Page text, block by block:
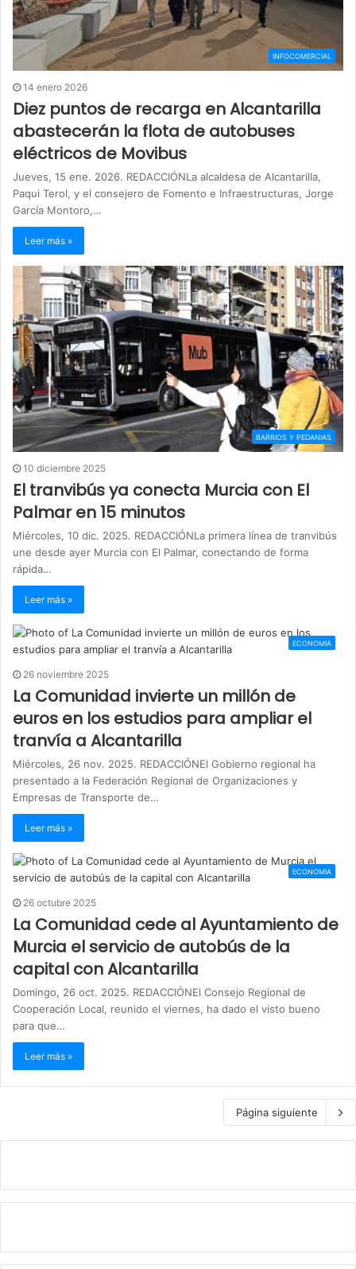
INFOCOMERCIAL
14 enero 2026
Diez puntos de recarga en Alcantarilla
abastecerán la flota de autobuses
eléctricos de Movibus
Jueves, 15 ene. 2026. REDACCIÓNLa alcaldesa de Alcantarilla,
Paqui Terol, y el consejero de Fomento e Infraestructuras, Jorge
García Montoro,…
Leer más »
BARRIOS Y PEDANIAS
10 diciembre 2025
El tranvibús ya conecta Murcia con El
Palmar en 15 minutos
Miércoles, 10 dic. 2025. REDACCIÓNLa primera línea de tranvibús
une desde ayer Murcia con El Palmar, conectando de forma
rápida…
Leer más »
ECONOMIA
26 noviembre 2025
La Comunidad invierte un millón de
euros en los estudios para ampliar el
tranvía a Alcantarilla
Miércoles, 26 nov. 2025. REDACCIÓNEl Gobierno regional ha
presentado a la Federación Regional de Organizaciones y
Empresas de Transporte de…
Leer más »
ECONOMIA
26 octubre 2025
La Comunidad cede al Ayuntamiento de
Murcia el servicio de autobús de la
capital con Alcantarilla
Domingo, 26 oct. 2025. REDACCIÓNEl Consejo Regional de
Cooperación Local, reunido el viernes, ha dado el visto bueno
para que…
Leer más »
Página siguiente